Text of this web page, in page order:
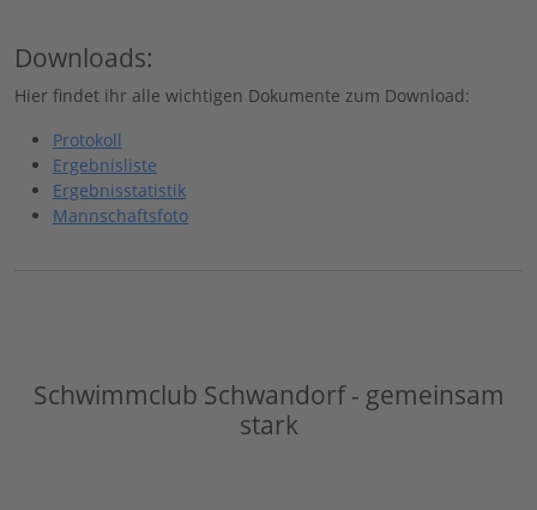
Downloads:
Hier findet ihr alle wichtigen Dokumente zum Download:
Protokoll
Ergebnisliste
Ergebnisstatistik
Mannschaftsfoto
Schwimmclub Schwandorf - gemeinsam
stark